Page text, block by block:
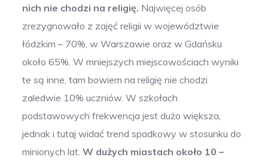
nich nie chodzi na religię. Najwięcej osób
zrezygnowało z zajęć religii w województwie
łódzkim – 70%, w Warszawie oraz w Gdańsku
około 65%. W mniejszych miejscowościach wyniki
te są inne, tam bowiem na religię nie chodzi
zaledwie 10% uczniów. W szkołach
podstawowych frekwencja jest dużo większa,
jednak i tutaj widać trend spadkowy w stosunku do
minionych lat.W dużych miastach około 10 –